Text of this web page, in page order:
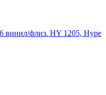
винил/флиз. HY 1205, Hype